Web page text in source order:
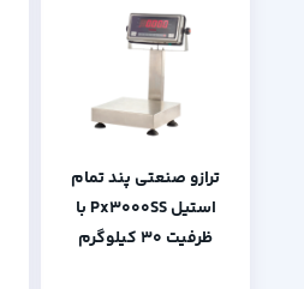
ترازو صنعتی پند تمام
استیل Px3000SS با
ظرفیت 30 کیلوگرم